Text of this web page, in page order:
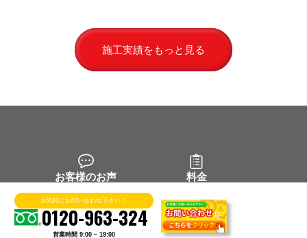
施工実績をもっと見る
お客様のお声 料金
6つの理由 施工実績
お気軽にお問い合わせ下さい！
0120-963-324
営業時間 9:00 ~ 19:00